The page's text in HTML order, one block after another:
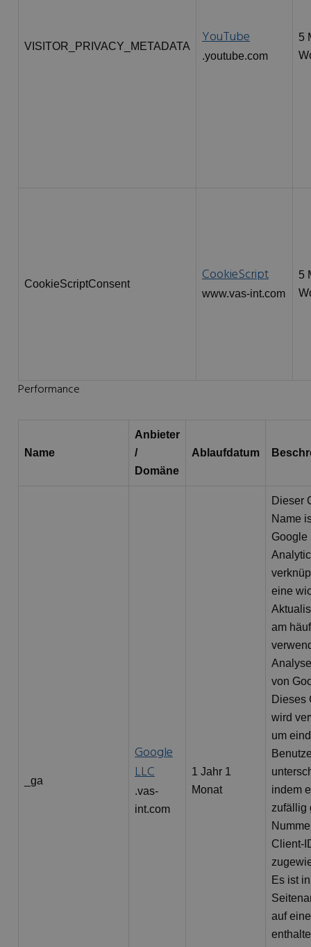
VISITOR_PRIVACY_METADATA YouTube
.youtube.com
5
CookieScriptConsent CookieScript
www.vas-int.com
5
Performance
Name
Anbieter
/
Domäne
Ablaufdatum
_ga
Google
LLC
.vas-
int.com
1 Jahr 1
Monat
Dieser
Name
Google
eine
am
von
Dieses
wird
um
indem
zufällig
Client-
Es ist
auf